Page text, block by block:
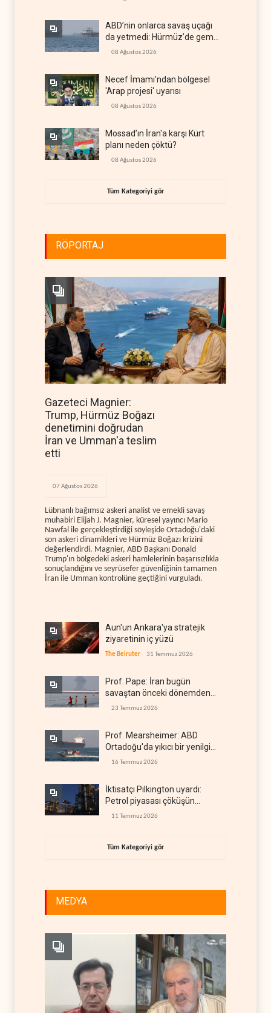
ABD’nin onlarca savaş uçağı
da yetmedi: Hürmüz’de gemi
vuruldu
08 Ağustos 2026
Necef İmamı'ndan bölgesel
'Arap projesi' uyarısı
08 Ağustos 2026
Mossad’ın İran'a karşı Kürt
planı neden çöktü?
08 Ağustos 2026
Tüm Kategoriyi gör
RÖPORTAJ
Gazeteci Magnier:
Trump, Hürmüz Boğazı
denetimini doğrudan
İran ve Umman'a teslim
etti
07 Ağustos 2026
Lübnanlı bağımsız askeri analist ve emekli savaş
muhabiri Elijah J. Magnier, küresel yayıncı Mario
Nawfal ile gerçekleştirdiği söyleşide Ortadoğu'daki
son askeri dinamikleri ve Hürmüz Boğazı krizini
değerlendirdi. Magnier, ABD Başkanı Donald
Trump'ın bölgedeki askeri hamlelerinin başarısızlıkla
sonuçlandığını ve seyrüsefer güvenliğinin tamamen
İran ile Umman kontrolüne geçtiğini vurguladı.
Aun'un Ankara'ya stratejik
ziyaretinin iç yüzü
The Beiruter 31 Temmuz 2026
Prof. Pape: İran bugün
savaştan önceki dönemden
çok daha güçlü
23 Temmuz 2026
Prof. Mearsheimer: ABD
Ortadoğu'da yıkıcı bir yenilgi
aldı
16 Temmuz 2026
İktisatçı Pilkington uyardı:
Petrol piyasası çöküşün
eşiğinde
11 Temmuz 2026
Tüm Kategoriyi gör
MEDYA